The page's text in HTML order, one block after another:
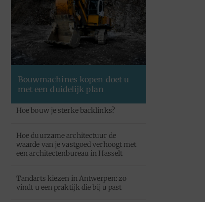
Bouwmachines kopen doet u
met een duidelijk plan
Hoe bouw je sterke backlinks?
Hoe duurzame architectuur de
waarde van je vastgoed verhoogt met
een architectenbureau in Hasselt
Tandarts kiezen in Antwerpen: zo
vindt u een praktijk die bij u past